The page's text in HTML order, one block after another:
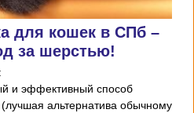
для кошек в СПб –
за шерстью!
и эффективный способ
альтернатива обычному